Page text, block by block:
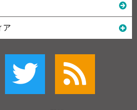
ア